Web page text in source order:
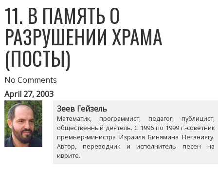
11. В ПАМЯТЬ О
РАЗРУШЕНИИ ХРАМА
(ПОСТЫ)
No Comments
April 27, 2003
Зеев Гейзель
Математик, программист, педагог, публицист,
общественный деятель. С 1996 по 1999 г.-советник
премьер-министра Израиля Бинямина Нетаниягу.
Автор, переводчик и исполнитель песен на
иврите.